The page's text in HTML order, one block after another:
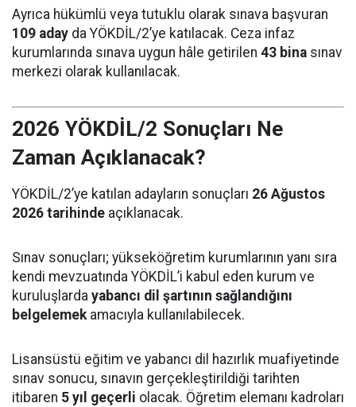
Ayrıca hükümlü veya tutuklu olarak sınava başvuran
109 aday da YÖKDİL/2’ye katılacak. Ceza infaz
kurumlarında sınava uygun hâle getirilen 43 bina sınav
merkezi olarak kullanılacak.
2026 YÖKDİL/2 Sonuçları Ne
Zaman Açıklanacak?
YÖKDİL/2’ye katılan adayların sonuçları 26 Ağustos
2026 tarihinde açıklanacak.
Sınav sonuçları; yükseköğretim kurumlarının yanı sıra
kendi mevzuatında YÖKDİL’i kabul eden kurum ve
kuruluşlarda yabancı dil şartının sağlandığını
belgelemekamacıyla kullanılabilecek.
Lisansüstü eğitim ve yabancı dil hazırlık muafiyetinde
sınav sonucu, sınavın gerçekleştirildiği tarihten
itibaren 5 yıl geçerli olacak. Öğretim elemanı kadroları